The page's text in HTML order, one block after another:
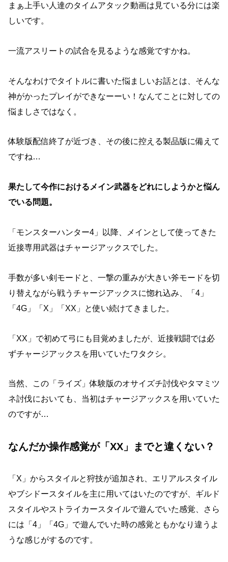
まぁ上手い人達のタイムアタック動画は見ている分には楽
しいです。
一流アスリートの試合を見るような感覚ですかね。
そんなわけでタイトルに書いた悩ましいお話とは、そんな
神がかったプレイができなーーい！なんてことに対しての
悩ましさではなく。
体験版配信終了が近づき、その後に控える製品版に備えて
ですね…
果たして今作におけるメイン武器をどれにしようかと悩ん
でいる問題。
「モンスターハンター4」以降、メインとして使ってきた
近接専用武器はチャージアックスでした。
手数が多い剣モードと、一撃の重みが大きい斧モードを切
り替えながら戦うチャージアックスに惚れ込み、「4」
「4G」「X」「XX」と使い続けてきました。
「XX」で初めて弓にも目覚めましたが、近接戦闘では必
ずチャージアックスを用いていたワタクシ。
当然、この「ライズ」体験版のオサイズチ討伐やタマミツ
ネ討伐においても、当初はチャージアックスを用いていた
のですが…
なんだか操作感覚が「XX」までと違くない？
「X」からスタイルと狩技が追加され、エリアルスタイル
やブシドースタイルを主に用いてはいたのですが、ギルド
スタイルやストライカースタイルで遊んでいた感覚、さら
には「4」「4G」で遊んでいた時の感覚ともかなり違うよ
うな感じがするのです。